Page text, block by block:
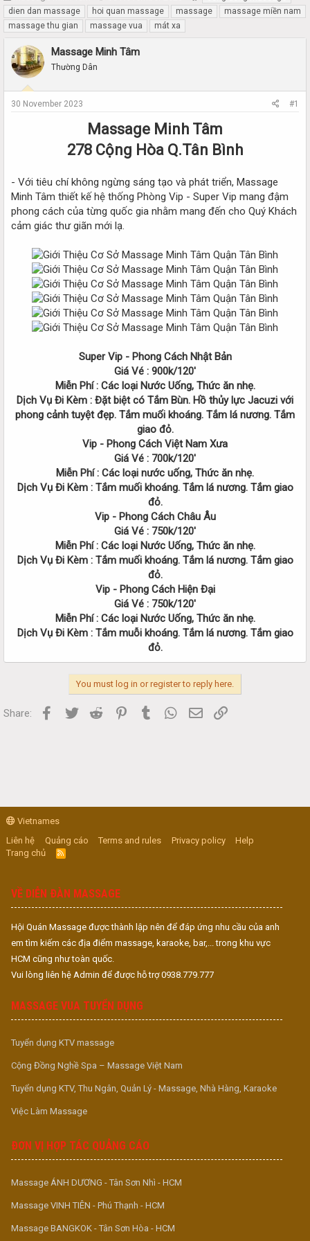
h
r
e
d
s
r
t
a
r
d
dien dan massage
hoi quan massage massage
massage miền nam
massage thu gian
massage vua mát xa
Massage Minh Tâm
Thường Dân
30 November 2023 #1
Massage Minh Tâm
278 Cộng Hòa Q.Tân Bình
- Với tiêu chí không ngừng sáng tạo và phát triển, Massage
Minh Tâm thiết kế hệ thống Phòng Vip - Super Vip mang đậm
phong cách của từng quốc gia nhằm mang đến cho Quý Khách
cảm giác thư giãn mới lạ.
Super Vip - Phong Cách Nhật Bản
Giá Vé : 900k/120'
Miễn Phí : Các loại Nước Uống, Thức ăn nhẹ.
Dịch Vụ Đi Kèm : Đặt biệt có Tắm Bùn. Hồ thủy lực Jacuzi với
phong cảnh tuyệt đẹp. Tắm muối khoáng. Tắm lá nương. Tắm
giao đỏ.
Vip - Phong Cách Việt Nam Xưa
Giá Vé : 700k/120'
Miễn Phí : Các loại nước uống, Thức ăn nhẹ.
Dịch Vụ Đi Kèm : Tắm muối khoáng. Tắm lá nương. Tắm giao
đỏ.
Vip - Phong Cách Châu Âu
Giá Vé : 750k/120'
Miễn Phí : Các loại Nước Uống, Thức ăn nhẹ.
Dịch Vụ Đi Kèm : Tắm muối khoáng. Tắm lá nương. Tắm giao
đỏ.
Vip - Phong Cách Hiện Đại
Giá Vé : 750k/120'
Miễn Phí : Các loại Nước Uống, Thức ăn nhẹ.
Dịch Vụ Đi Kèm : Tắm muỗi khoáng. Tắm lá nương. Tắm giao
đỏ.
You must log in or register to reply here.
Share: Facebook
Twitter Reddit PinterestTumblr WhatsApp
Email
Vietnames
Liên hệ
Quảng cáo Terms and rules Privacy policy
Help
Trang chủ
R
S
VỀ DIỄN ĐÀN MASSAGE
Hội Quán Massage được thành lập nên để đáp ứng nhu cầu của anh
em tìm kiếm các địa điểm massage, karaoke, bar,... trong khu vực
HCM cũng như toàn quốc.
Vui lòng liên hệ Admin để được hỗ trợ 0938.779.777
MASSAGE VUA TUYỂN DỤNG
Tuyển dụng KTV massage
Cộng Đồng Nghề Spa – Massage Việt Nam
Tuyển dụng KTV, Thu Ngân, Quản Lý - Massage, Nhà Hàng, Karaoke
Việc Làm Massage
ĐƠN VỊ HỢP TÁC QUẢNG CÁO
Massage ÁNH DƯƠNG - Tân Sơn Nhì - HCM
Massage VINH TIÊN - Phú Thạnh - HCM
Massage BANGKOK - Tân Sơn Hòa - HCM